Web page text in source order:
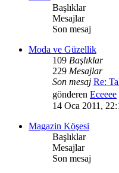
Başlıklar
Mesajlar
Son mesaj
Moda ve Güzellik
109 Başlıklar
229 Mesajlar
Son mesaj Re:
gönderen Eceeee
14 Oca 2011,
Magazin Köşesi
Başlıklar
Mesajlar
Son mesaj